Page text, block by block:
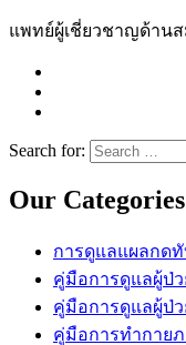
แพทย์ผู้เชี่ยวชาญด้าน
Search for:
Our Categories
การดูแลแผลกดทั
คู่มือการดูแลผู้ป่
คู่มือการดูแลผู้ป่ว
คู่มือการทำกาย